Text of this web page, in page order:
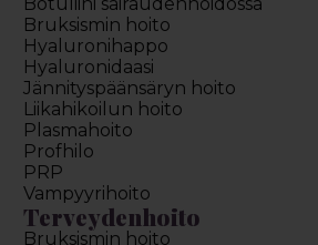
Bruksismin hoito
Hyaluronihappo
Hyaluronidaasi
Jännityspäänsäryn hoito
Liikahikoilun hoito
Plasmahoito
Profhilo
PRP
Vampyyrihoito
Terveydenhoito
Bruksismin hoito